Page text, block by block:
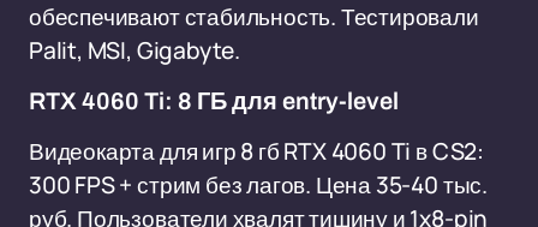
обеспечивают стабильность. Тестировали
Palit, MSI, Gigabyte.
RTX 4060 Ti: 8 ГБ для entry-level
Видеокарта для игр 8 гб RTX 4060 Ti в CS2:
300 FPS + стрим без лагов. Цена 35-40 тыс.
руб. Пользователи хвалят тишину и 1x8-pin